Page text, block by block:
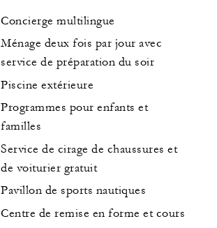
Concierge multilingue
Ménage deux fois par jour avec
service de préparation du soir
Piscine extérieure
Programmes pour enfants et
familles
Service de cirage de chaussures et
de voiturier gratuit
Pavillon de sports nautiques
Centre de remise en forme et cours